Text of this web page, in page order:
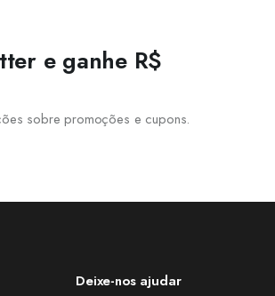
e ganhe R$
sobre promoções e cupons.
Deixe-nos ajudar